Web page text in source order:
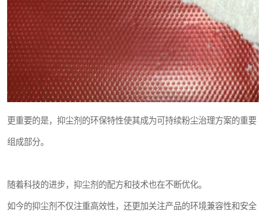
更重要的是，抑尘剂的环保特性使其成为可持续粉尘治理方案的重要
组成部分。
随着科技的进步，抑尘剂的配方和技术也在不断优化。
如今的抑尘剂不仅注重高效性，还更加关注产品的环境兼容性和安全